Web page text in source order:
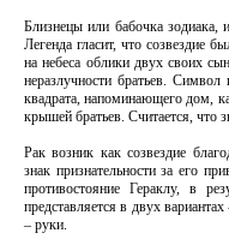
Близнецы или бабочка зодиака,
Легенда гласит, что созвездие
на небеса облики двух своих
неразлучности братьев.
квадрата, напоминающего дом,
крышей братьев. Считается, что
Рак возник как созвездие
знак признательности за его
противостояние Гераклу, в
представляется в двух
– руки.